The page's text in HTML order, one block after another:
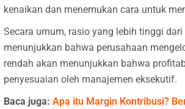
kenaikan dan menemukan cara untuk
Secara umum, rasio yang lebih tinggi
menunjukkan bahwa perusahaan
rendah akan menunjukkan bahwa
penyesuaian oleh manajemen eksekutif.
Baca juga: Apa itu Margin Kontribusi?